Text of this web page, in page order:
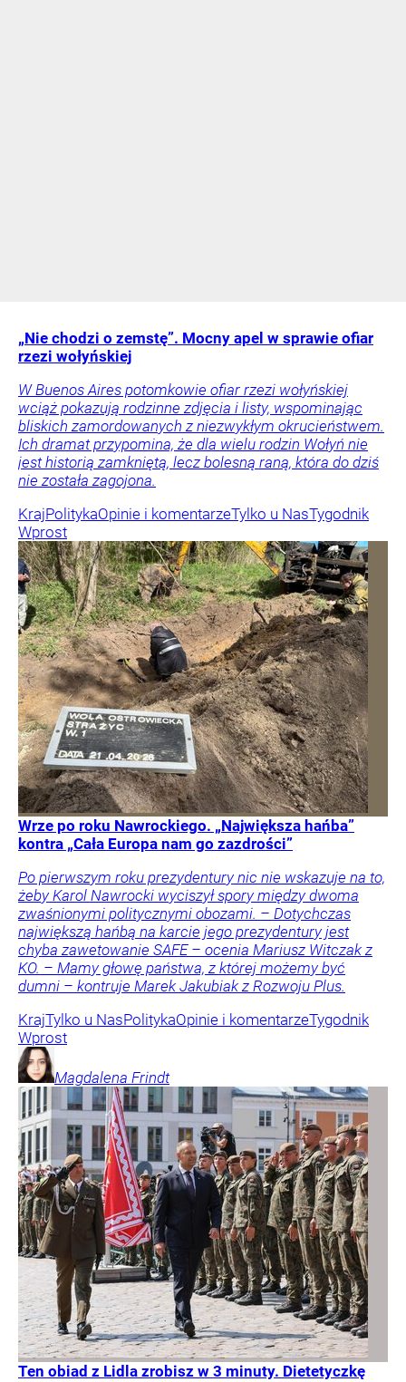
„Nie chodzi o zemstę”. Mocny apel w sprawie ofiar
rzezi wołyńskiej
W Buenos Aires potomkowie ofiar rzezi wołyńskiej
wciąż pokazują rodzinne zdjęcia i listy, wspominając
bliskich zamordowanych z niezwykłym okrucieństwem.
Ich dramat przypomina, że dla wielu rodzin Wołyń nie
jest historią zamkniętą, lecz bolesną raną, która do dziś
nie została zagojona.
KrajPolitykaOpinie i komentarzeTylko u NasTygodnik
Wprost
Wrze po roku Nawrockiego. „Największa hańba”
kontra „Cała Europa nam go zazdrości”
Po pierwszym roku prezydentury nic nie wskazuje na to,
żeby Karol Nawrocki wyciszył spory między dwoma
zwaśnionymi politycznymi obozami. – Dotychczas
największą hańbą na karcie jego prezydentury jest
chyba zawetowanie SAFE – ocenia Mariusz Witczak z
KO. – Mamy głowę państwa, z której możemy być
dumni – kontruje Marek Jakubiak z Rozwoju Plus.
KrajTylko u NasPolitykaOpinie i komentarzeTygodnik
Wprost
Magdalena Frindt
Ten obiad z Lidla zrobisz w 3 minuty. Dietetyczkę